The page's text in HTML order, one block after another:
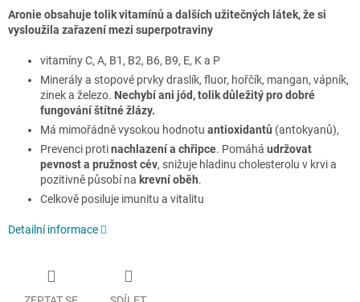
Aronie obsahuje tolik vitamínů a dalších užitečných látek, že si
vysloužila zařazení mezi superpotraviny
vitamíny C, A, B1, B2, B6, B9, E, K a P
Minerály a stopové prvky draslík, fluor, hořčík, mangan, vápník,
zinek a železo. Nechybí ani jód, tolik důležitý pro dobré
fungování štítné žlázy.
Má mimořádně vysokou hodnotu antioxidantů (antokyanů),
Prevenci protinachlazení a chřipce. Pomáhá udržovat
pevnost a pružnost cév, snižuje hladinu cholesterolu v krvi a
pozitivně působí na krevní oběh.
Celkově posiluje imunitu a vitalitu
Detailní informace